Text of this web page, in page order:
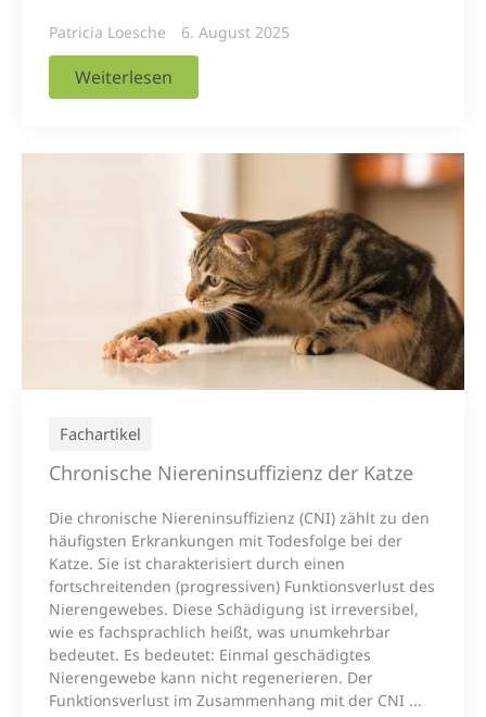
Patricia Loesche 6. August 2025
Weiterlesen
Fachartikel
Chronische Niereninsuffizienz der Katze
Die chronische Niereninsuffizienz (CNI) zählt zu den
häufigsten Erkrankungen mit Todesfolge bei der
Katze. Sie ist charakterisiert durch einen
fortschreitenden (progressiven) Funktionsverlust des
Nierengewebes. Diese Schädigung ist irreversibel,
wie es fachsprachlich heißt, was unumkehrbar
bedeutet. Es bedeutet: Einmal geschädigtes
Nierengewebe kann nicht regenerieren. Der
Funktionsverlust im Zusammenhang mit der CNI ...